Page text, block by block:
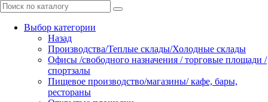
Выбор категории
Назад
Производства/Теплые склады/Холодные склады
Офисы /свободного назначения / торговые площади /
спортзалы
Пищевое производство/магазины/ кафе, бары,
рестораны